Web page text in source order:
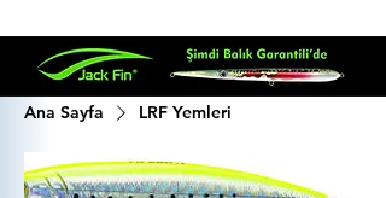
Ana Sayfa LRF Yemleri